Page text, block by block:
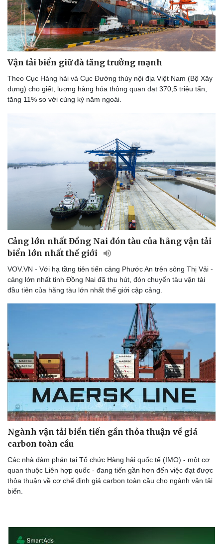
Vận tải biển giữ đà tăng trưởng mạnh
Theo Cục Hàng hải và Cục Đường thủy nội địa Việt Nam (Bộ Xây
dựng) cho giết, lượng hàng hóa thông quan đạt 370,5 triệu tấn,
tăng 11% so với cùng kỳ năm ngoái.
Cảng lớn nhất Đồng Nai đón tàu của hãng vận tải
biển lớn nhất thế giới
VOV.VN - Với hạ tầng tiên tiến cảng Phước An trên sông Thị Vải -
cảng lớn nhất tỉnh Đồng Nai đã thu hút, đón chuyến tàu vận tải
đầu tiên của hãng tàu lớn nhất thế giới cập cảng.
Ngành vận tải biển tiến gần thỏa thuận về giá
carbon toàn cầu
Các nhà đàm phán tại Tổ chức Hàng hải quốc tế (IMO) - một cơ
quan thuộc Liên hợp quốc - đang tiến gần hơn đến việc đạt được
thỏa thuận về cơ chế định giá carbon toàn cầu cho ngành vận tải
biển.